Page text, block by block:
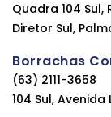
Quadra 104 Sul,
Diretor Sul,
Borrachas
(63) 2111-3658
104 Sul, Avenida